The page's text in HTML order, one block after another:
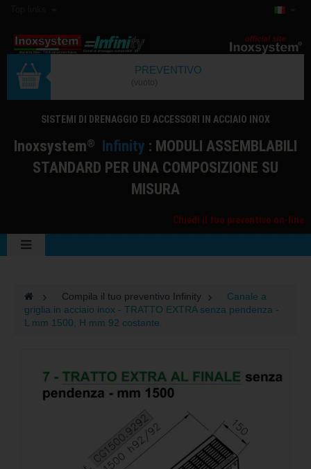
PREVENTIVO
SISTEMI DI DRENAGGIO ED ACCESSORI IN ACCIAIO INOX
Inoxsystem® Infinity : MODULI ASSEMBLABILI
STANDARD PER UNA COMPOSIZIONE SU
MISURA
Chiedi il tuo preventivo on-line
> Compila il tuo preventivo Infinity >
Canale a
griglia in acciaio inox - TRATTO EXTRA senza pendenza -
L mm 1500, H mm 92 costante.